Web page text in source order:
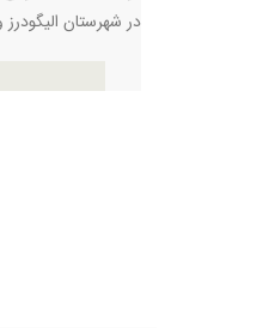
در شهرستان الیگودرز